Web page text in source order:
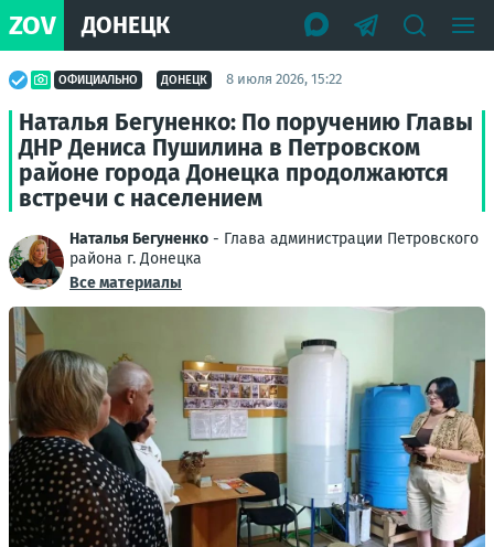
ZOV ДОНЕЦК
ОФИЦИАЛЬНО ДОНЕЦК 8 июля 2026, 15:22
Наталья Бегуненко: По поручению Главы
ДНР Дениса Пушилина в Петровском
районе города Донецка продолжаются
встречи с населением
Наталья Бегуненко - Глава администрации Петровского
района г. Донецка
Все материалы